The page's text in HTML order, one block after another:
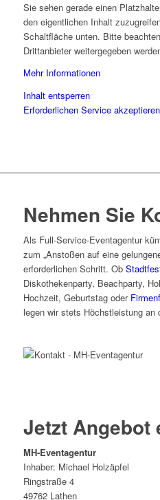
Sie sehen gerade einen
den eigentlichen Inhalt
Schaltfläche unten. Bitte
Drittanbieter weitergegeben
Mehr Informationen
Inhalt entsperren
Erforderlichen Service
Nehmen Sie
Als Full-Service-Eventagentur
zum „Anstoßen auf eine
erforderlichen Schritt. Ob
Diskothekenparty, Beachparty,
Hochzeit, Geburtstag oder
legen wir stets Höchstleistung an
Jetzt Angebot
MH-Eventagentur
Inhaber: Michael Holzäpfel
Ringstraße 4
49762 Lathen